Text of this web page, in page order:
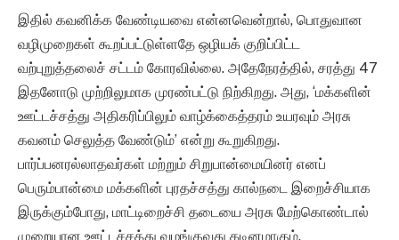
இதில் கவனிக்க வேண்டியவை என்னவென்றால், பொதுவான
வழிமுறைகள் கூறப்பட்டுள்ளதே ஒழியக் குறிப்பிட்ட
வற்புறுத்தலைச் சட்டம் கோரவில்லை. அதேநேரத்தில், சரத்து 47
இதனோடு முற்றிலுமாக முரண்பட்டு நிற்கிறது. அது, ‘மக்களின்
ஊட்டச்சத்து அதிகரிப்பிலும் வாழ்க்கைத்தரம் உயரவும் அரசு
கவனம் செலுத்த வேண்டும்’ என்று கூறுகிறது.
பார்ப்பனரல்லாதவர்கள் மற்றும் சிறுபான்மையினர் எனப்
பெரும்பான்மை மக்களின் புரதச்சத்து கால்நடை இறைச்சியாக
இருக்கும்போது, மாட்டிறைச்சி தடையை அரசு மேற்கொண்டால்
முறையான ஊட்டச்சத்து வழங்குவது கடினமாகும்.